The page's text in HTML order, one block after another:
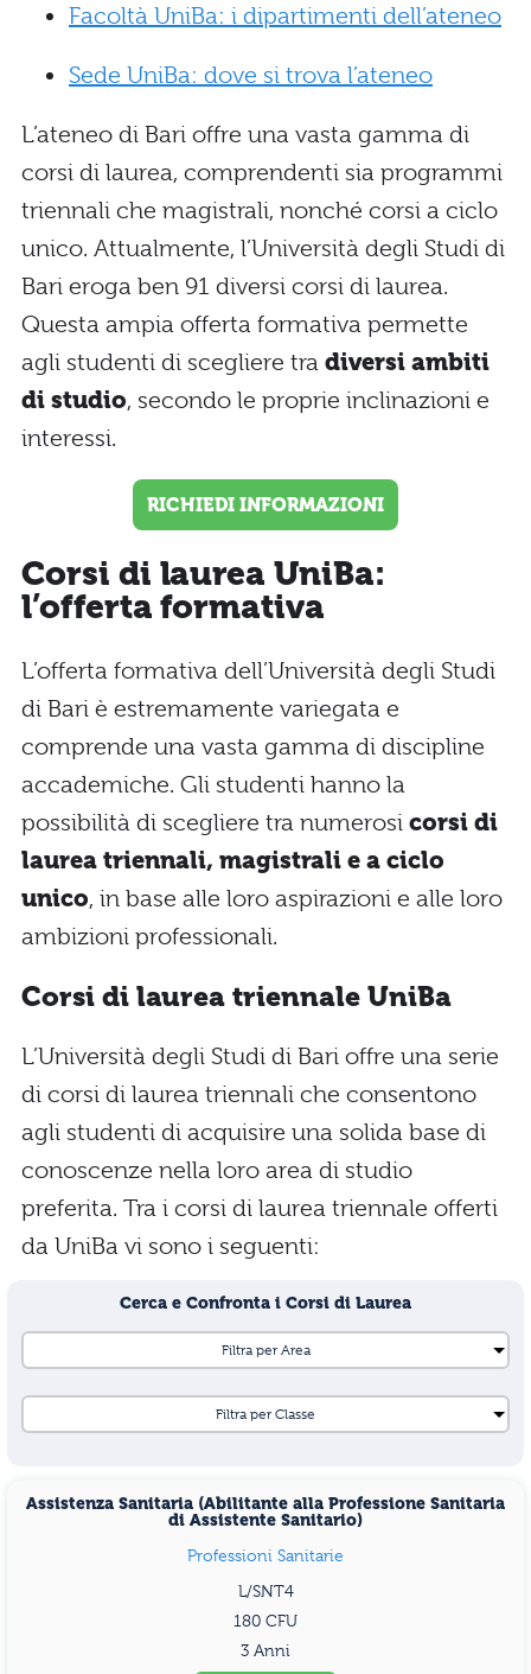
Facoltà UniBa: i dipartimenti dell’ateneo
Sede UniBa: dove si trova l’ateneo
L’ateneo di Bari offre una vasta gamma di
corsi di laurea, comprendenti sia programmi
triennali che magistrali, nonché corsi a ciclo
unico. Attualmente, l’Università degli Studi di
Bari eroga ben 91 diversi corsi di laurea.
Questa ampia offerta formativa permette
agli studenti di scegliere tra diversi ambiti
di studio, secondo le proprie inclinazioni e
interessi.
RICHIEDI INFORMAZIONI
Corsi di laurea UniBa:
l’offerta formativa
L’offerta formativa dell’Università degli Studi
di Bari è estremamente variegata e
comprende una vasta gamma di discipline
accademiche. Gli studenti hanno la
possibilità di scegliere tra numerosi corsi di
laurea triennali, magistrali e a ciclo
unico, in base alle loro aspirazioni e alle loro
ambizioni professionali.
Corsi di laurea triennale UniBa
L’Università degli Studi di Bari offre una serie
di corsi di laurea triennali che consentono
agli studenti di acquisire una solida base di
conoscenze nella loro area di studio
preferita. Tra i corsi di laurea triennale offerti
da UniBa vi sono i seguenti:
Cerca e Confronta i Corsi di Laurea
Assistenza Sanitaria (Abilitante alla Professione Sanitaria
di Assistente Sanitario)
Professioni Sanitarie
L/SNT4
180
3 Anni